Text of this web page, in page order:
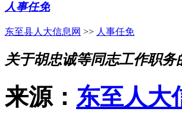
人事任免
东至县人大信息网 >> 人事任免
关于胡忠诚等同志工作职务
来源： 东至人大